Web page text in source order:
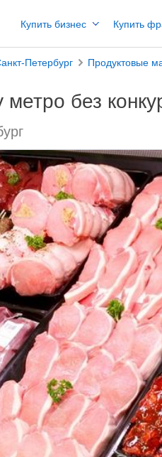
Купить бизнес Купить
Петербург Продуктовые
без